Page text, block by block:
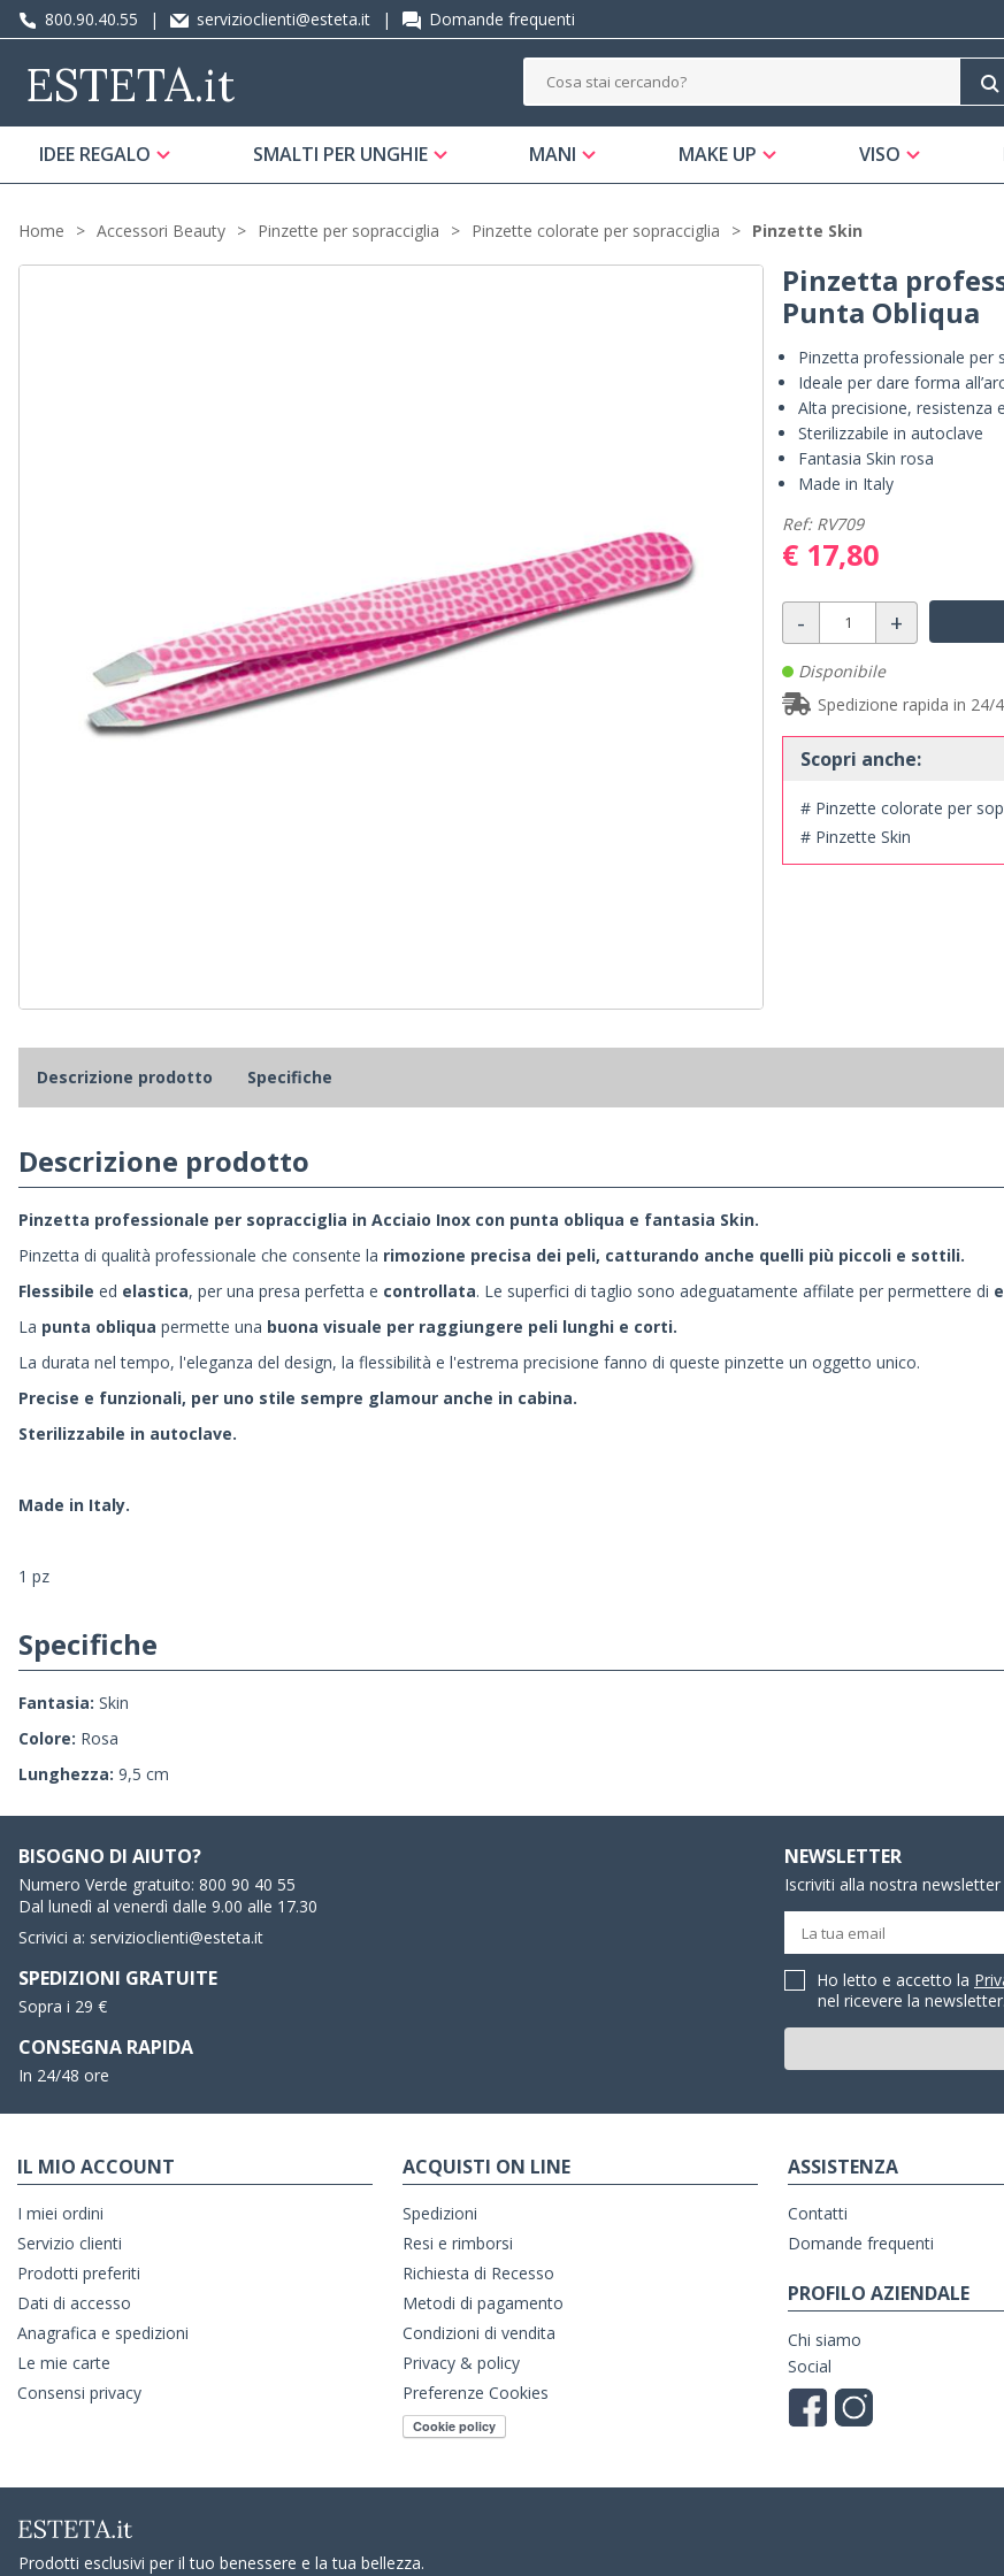
800.90.40.55 | servizioclienti@esteta.it | Domande frequenti
ESTETA.it
IDEE REGALO SMALTI PER UNGHIE MANI MAKE UP VISO
Home Accessori Beauty Pinzette per sopracciglia Pinzette colorate per sopracciglia Pinzette Skin
Pinzetta
Punta Obliqua
Pinzetta professionale per
Ideale per dare forma
Alta precisione, resistenza
Sterilizzabile in autoclave
Fantasia Skin rosa
Made in Italy
Ref: RV709
€ 17,80
- +
Disponibile
Spedizione rapida in 24/
Scopri anche:
# Pinzette colorate per
# Pinzette Skin
Descrizione prodotto Specifiche
Descrizione prodotto
Pinzetta professionale per sopracciglia in Acciaio Inox con punta obliqua e fantasia Skin.
Pinzetta di qualità professionale che consente la rimozione precisa dei peli, catturando anche quelli più piccoli e sottili.
Flessibile ed elastica, per una presa perfetta e controllata. Le superfici di taglio sono adeguatamente affilate per permettere di
La punta obliqua permette una buona visuale per raggiungere peli lunghi e corti.
La durata nel tempo, l'eleganza del design, la flessibilità e l'estrema precisione fanno di queste pinzette un oggetto unico.
Precise e funzionali, per uno stile sempre glamour anche in cabina.
Sterilizzabile in autoclave.
Made in Italy.
1 pz
Specifiche
Fantasia: Skin
Colore: Rosa
Lunghezza: 9,5 cm
BISOGNO DI AIUTO?
Numero Verde gratuito: 800 90 40 55
Dal lunedì al venerdì dalle 9.00 alle 17.30
Scrivici a: servizioclienti@esteta.it
SPEDIZIONI GRATUITE
Sopra i 29 €
CONSEGNA RAPIDA
In 24/48 ore
NEWSLETTER
Iscriviti alla nostra
Ho letto e accetto la
nel ricevere la newsletter.
IL MIO ACCOUNT
I miei ordini
Servizio clienti
Prodotti preferiti
Dati di accesso
Anagrafica e spedizioni
Le mie carte
Consensi privacy
ACQUISTI ON LINE
Spedizioni
Resi e rimborsi
Richiesta di Recesso
Metodi di pagamento
Condizioni di vendita
Privacy & policy
Preferenze Cookies
ASSISTENZA
Contatti
Domande frequenti
PROFILO AZIENDALE
Chi siamo
Social
Prodotti esclusivi per il tuo benessere e la tua bellezza.